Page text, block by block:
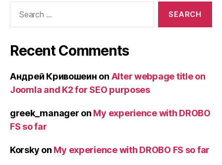
Recent Comments
Андрей Кривошеин on Alter webpage title on
Joomla and K2 for SEO purposes
greek_manager on My experience with DROBO
FS so far
Korsky on My experience with DROBO FS so far